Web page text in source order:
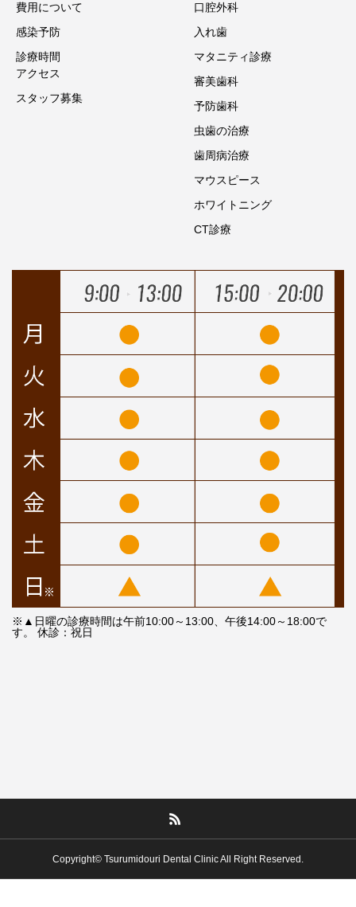
費用について
感染予防
診療時間
アクセス
スタッフ募集
口腔外科
入れ歯
マタニティ診療
審美歯科
予防歯科
虫歯の治療
歯周病治療
マウスピース
ホワイトニング
CT診療
※▲日曜の診療時間は午前10:00～13:00、午後14:00～18:00で
す。 休診：祝日
Copyright© Tsurumidouri Dental Clinic All Right Reserved.